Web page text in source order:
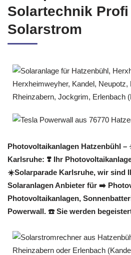
Photovoltaikanlagen Hatzenbühl
Karlsruhe: ❣️ Ihr
☀️Solarparade Karlsruhe, wir sind
Solaranlagen Anbieter für ➡️
Photovoltaikanlagen,
Powerwall. ☎️ Sie werden